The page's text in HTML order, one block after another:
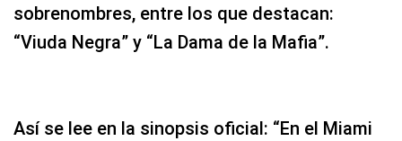
sobrenombres, entre los que destacan:
“Viuda Negra” y “La Dama de la Mafia”.
Así se lee en la sinopsis oficial: “En el Miami